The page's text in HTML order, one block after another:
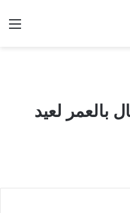
بالعمر لعيد